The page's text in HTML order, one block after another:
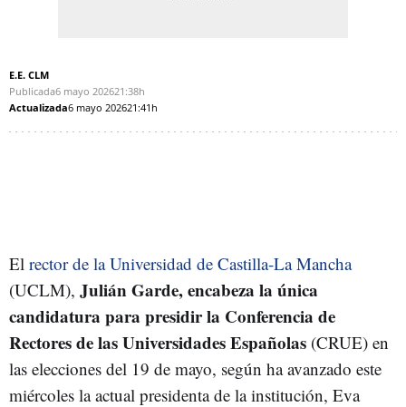
E.E. CLM
Publicada6 mayo 202621:38h
Actualizada6 mayo 202621:41h
El rector de la Universidad de Castilla-La Mancha
(UCLM), Julián Garde, encabeza la única
candidatura para presidir la Conferencia de
Rectores de las Universidades Españolas (CRUE) en
las elecciones del 19 de mayo, según ha avanzado este
miércoles la actual presidenta de la institución, Eva